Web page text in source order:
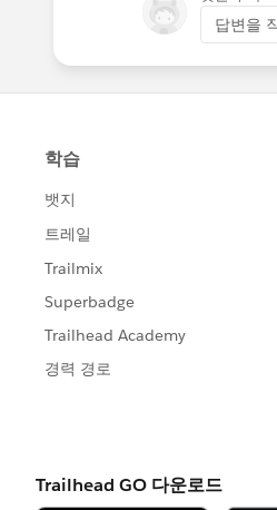
}
}
}
Test Class:
public class
static
static
}
//Create
Vehicle__c vc
replace
답변을